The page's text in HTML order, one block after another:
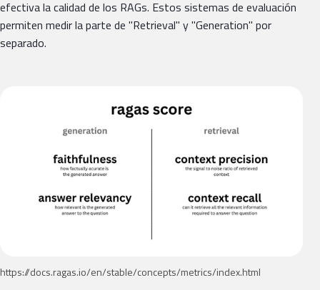
efectiva la calidad de los RAGs. Estos sistemas de evaluación
permiten medir la parte de "Retrieval" y "Generation" por
separado.
https://docs.ragas.io/en/stable/concepts/metrics/index.html